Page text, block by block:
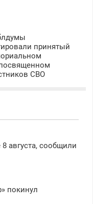
принятый
СВО
августа, сообщили
покинул